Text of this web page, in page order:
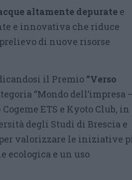
altamente depurate e
e innovativa che riduce
di nuove risorse
il Premio “Verso
“Mondo dell’impresa
ETS e Kyoto Club, in
degli Studi di Brescia e
valorizzare le iniziative
ecologica e un uso